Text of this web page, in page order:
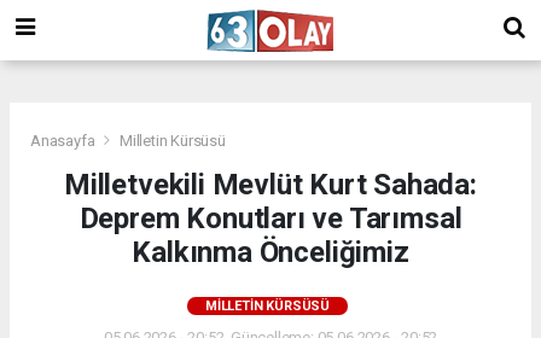
Anasayfa Milletin Kürsüsü
Milletvekili Mevlüt Kurt Sahada:
Deprem Konutları ve Tarımsal
Kalkınma Önceliğimiz
MILLETIN KÜRSÜSÜ